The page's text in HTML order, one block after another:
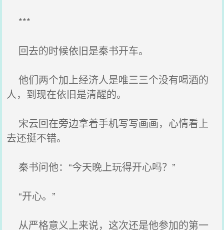
***
回去的时候依旧是秦书开车。
他们两个加上经济人是唯三三个没有喝酒的
人，到现在依旧是清醒的。
宋云回在旁边拿着手机写写画画，心情看上
去还挺不错。
秦书问他：“今天晚上玩得开心吗？”
“开心。”
从严格意义上来说，这次还是他参加的第一